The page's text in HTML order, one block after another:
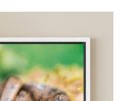
à
130,00 €